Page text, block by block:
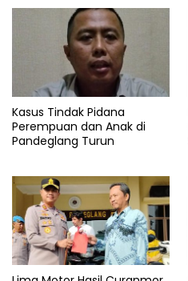
Kasus Tindak Pidana
Perempuan dan Anak di
Pandeglang Turun